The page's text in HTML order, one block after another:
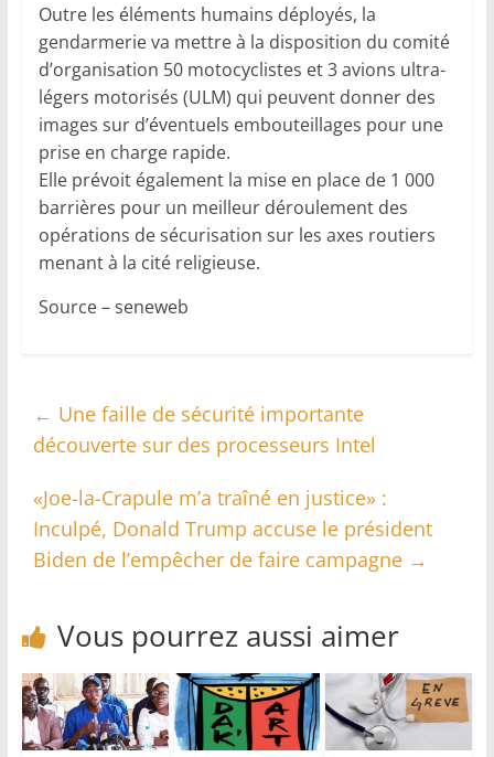
Outre les éléments humains déployés, la
gendarmerie va mettre à la disposition du comité
d’organisation 50 motocyclistes et 3 avions ultra-
légers motorisés (ULM) qui peuvent donner des
images sur d’éventuels embouteillages pour une
prise en charge rapide.
Elle prévoit également la mise en place de 1 000
barrières pour un meilleur déroulement des
opérations de sécurisation sur les axes routiers
menant à la cité religieuse.
Source – seneweb
← Une faille de sécurité importante
découverte sur des processeurs Intel
«Joe-la-Crapule m’a traîné en justice» :
Inculpé, Donald Trump accuse le président
Biden de l’empêcher de faire campagne →
Vous pourrez aussi aimer